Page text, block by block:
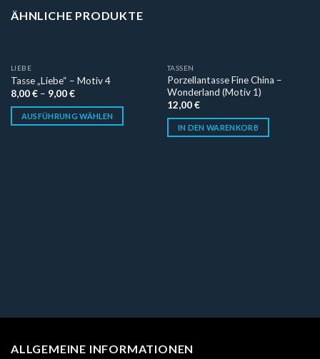
ÄHNLICHE PRODUKTE
LIEBE
Tasse „Liebe“ – Motiv 4
8,00€– 9,00€
AUSFÜHRUNG WÄHLEN
TASSEN
Porzellantasse Fine China –
Wonderland (Motiv 1)
12,00€
IN DEN WARENKORB
ALLGEMEINE INFORMATIONEN